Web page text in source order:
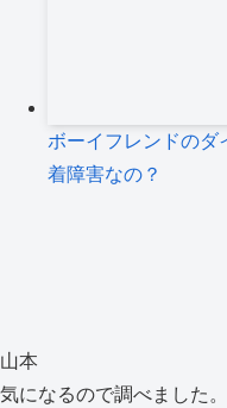
ボーイフレンドのダ
着障害なの？
山本
気になるので調べました。